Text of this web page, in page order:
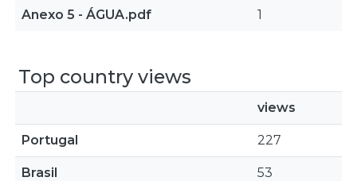
Anexo 5 - ÁGUA.pdf 1
Top country views
views
Portugal 227
Brasil 53